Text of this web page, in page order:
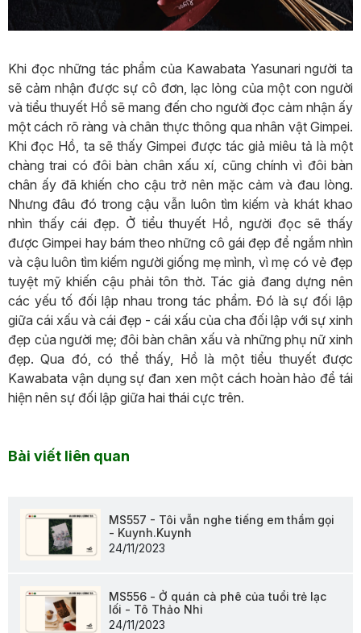
Khi đọc những tác phẩm của Kawabata Yasunari người ta
sẽ cảm nhận được sự cô đơn, lạc lỏng của một con người
và tiểu thuyết Hồ sẽ mang đến cho người đọc cảm nhận ấy
một cách rõ ràng và chân thực thông qua nhân vật Gimpei.
Khi đọc Hồ, ta sẽ thấy Gimpei được tác giả miêu tả là một
chàng trai có đôi bàn chân xấu xí, cũng chính vì đôi bàn
chân ấy đã khiến cho cậu trở nên mặc cảm và đau lòng.
Nhưng đâu đó trong cậu vẫn luôn tìm kiếm và khát khao
nhìn thấy cái đẹp. Ở tiểu thuyết Hồ, người đọc sẽ thấy
được Gimpei hay bám theo những cô gái đẹp để ngắm nhìn
và cậu luôn tìm kiếm người giống mẹ mình, vì mẹ có vẻ đẹp
tuyệt mỹ khiến cậu phải tôn thờ. Tác giả đang dựng nên
các yếu tố đối lập nhau trong tác phẩm. Đó là sự đối lập
giữa cái xấu và cái đẹp - cái xấu của cha đối lập với sự xinh
đẹp của người mẹ; đôi bàn chân xấu và những phụ nữ xinh
đẹp. Qua đó, có thể thấy, Hồ là một tiểu thuyết được
Kawabata vận dụng sự đan xen một cách hoàn hảo để tái
hiện nên sự đối lập giữa hai thái cực trên.
Bài viết liên quan
MS557 - Tôi vẫn nghe tiếng em thầm gọi
- Kuynh.Kuynh
24/11/2023
MS556 - Ở quán cà phê của tuổi trẻ lạc
lối - Tô Thảo Nhi
24/11/2023